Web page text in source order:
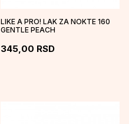
LIKE A PRO! LAK ZA NOKTE 160
GENTLE PEACH
345,00 RSD